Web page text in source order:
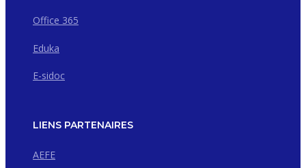
Office 365
Eduka
E-sidoc
LIENS PARTENAIRES
AEFE